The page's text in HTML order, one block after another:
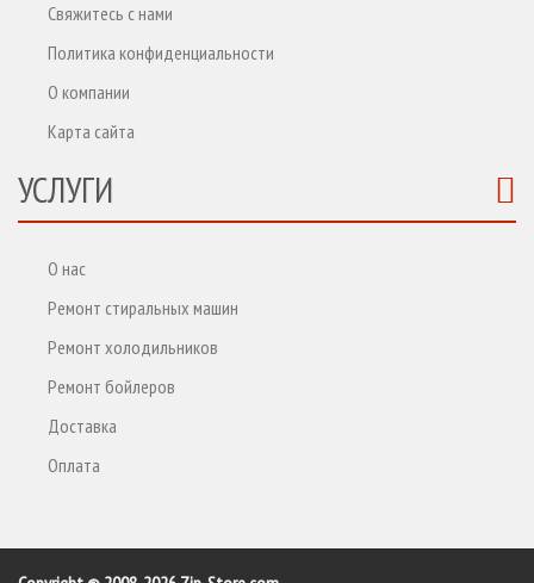
Свяжитесь с нами
Политика конфиденциальности
О компании
Карта сайта
УСЛУГИ
О нас
Ремонт стиральных машин
Ремонт холодильников
Ремонт бойлеров
Доставка
Оплата